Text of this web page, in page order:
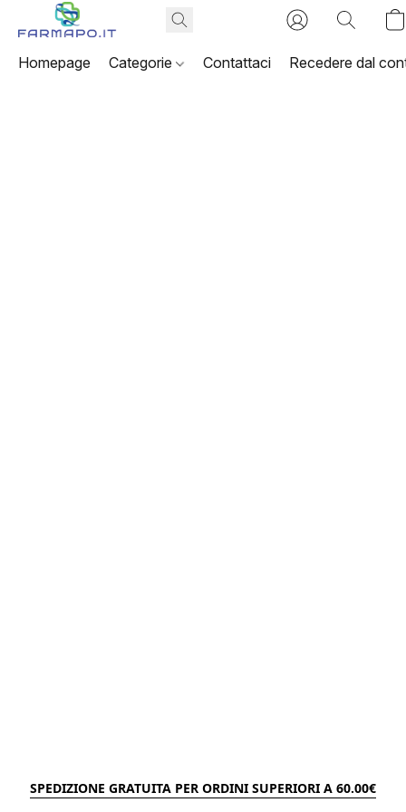
Homepage Categorie Contattaci Recedere dal
SPEDIZIONE GRATUITA PER ORDINI SUPERIORI A 60.00€